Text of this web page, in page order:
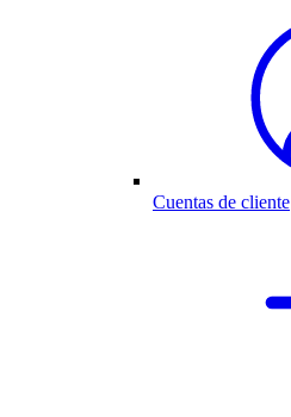
Cuentas de cliente